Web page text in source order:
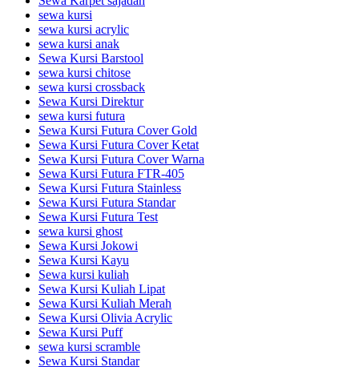
sewa kursi
sewa kursi acrylic
sewa kursi anak
Sewa Kursi Barstool
sewa kursi chitose
sewa kursi crossback
Sewa Kursi Direktur
sewa kursi futura
Sewa Kursi Futura Cover Gold
Sewa Kursi Futura Cover Ketat
Sewa Kursi Futura Cover Warna
Sewa Kursi Futura FTR-405
Sewa Kursi Futura Stainless
Sewa Kursi Futura Standar
Sewa Kursi Futura Test
sewa kursi ghost
Sewa Kursi Jokowi
Sewa Kursi Kayu
Sewa kursi kuliah
Sewa Kursi Kuliah Lipat
Sewa Kursi Kuliah Merah
Sewa Kursi Olivia Acrylic
Sewa Kursi Puff
sewa kursi scramble
Sewa Kursi Standar